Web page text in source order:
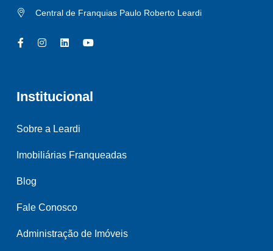
Central de Franquias Paulo Roberto Leardi
Institucional
Sobre a Leardi
Imobiliárias Franqueadas
Blog
Fale Conosco
Administração de Imóveis